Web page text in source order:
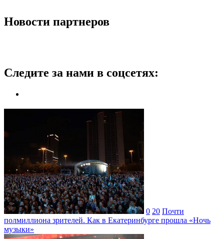
Новости партнеров
Следите за нами в соцсетях:
0 20 Почти
полмиллиона зрителей. Как в Екатеринбурге прошла «Ночь
музыки»